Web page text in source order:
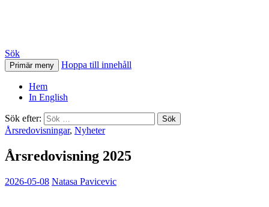
Sök
Primär meny Hoppa till innehåll
Hem
In English
Sök efter:
Årsredovisningar, Nyheter
Årsredovisning 2025
2026-05-08 Natasa Pavicevic